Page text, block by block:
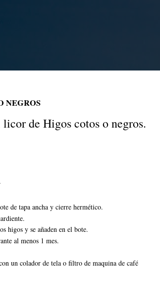
NEGROS
de Higos cotos o negros.
de tapa ancha y cierre hermético.
higos y se añaden en el bote.
al menos 1 mes.
un colador de tela o filtro de maquina de café